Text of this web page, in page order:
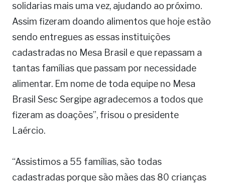
solidarias mais uma vez, ajudando ao próximo.
Assim fizeram doando alimentos que hoje estão
sendo entregues as essas instituições
cadastradas no Mesa Brasil e que repassam a
tantas famílias que passam por necessidade
alimentar. Em nome de toda equipe no Mesa
Brasil Sesc Sergipe agradecemos a todos que
fizeram as doações”, frisou o presidente
Laércio.
“Assistimos a 55 famílias, são todas
cadastradas porque são mães das 80 crianças